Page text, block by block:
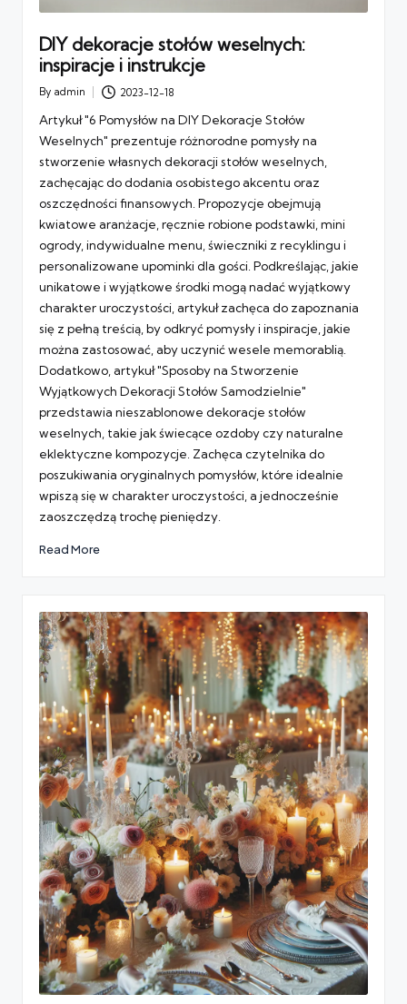
DIY dekoracje stołów weselnych:
inspiracje i instrukcje
Posted
By admin 2023-12-18
Artykuł "6 Pomysłów na DIY Dekoracje Stołów
Weselnych" prezentuje różnorodne pomysły na
stworzenie własnych dekoracji stołów weselnych,
zachęcając do dodania osobistego akcentu oraz
oszczędności finansowych. Propozycje obejmują
kwiatowe aranżacje, ręcznie robione podstawki, mini
ogrody, indywidualne menu, świeczniki z recyklingu i
personalizowane upominki dla gości. Podkreślając, jakie
unikatowe i wyjątkowe środki mogą nadać wyjątkowy
charakter uroczystości, artykuł zachęca do zapoznania
się z pełną treścią, by odkryć pomysły i inspiracje, jakie
można zastosować, aby uczynić wesele memorablią.
Dodatkowo, artykuł "Sposoby na Stworzenie
Wyjątkowych Dekoracji Stołów Samodzielnie"
przedstawia nieszablonowe dekoracje stołów
weselnych, takie jak świecące ozdoby czy naturalne
eklektyczne kompozycje. Zachęca czytelnika do
poszukiwania oryginalnych pomysłów, które idealnie
wpiszą się w charakter uroczystości, a jednocześnie
zaoszczędzą trochę pieniędzy.
Read More